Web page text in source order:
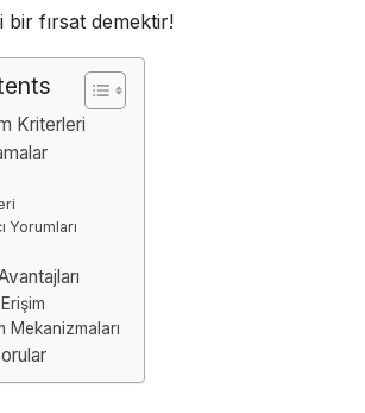
fırsat demektir!
Kriterleri
Yorumları
Mekanizmaları